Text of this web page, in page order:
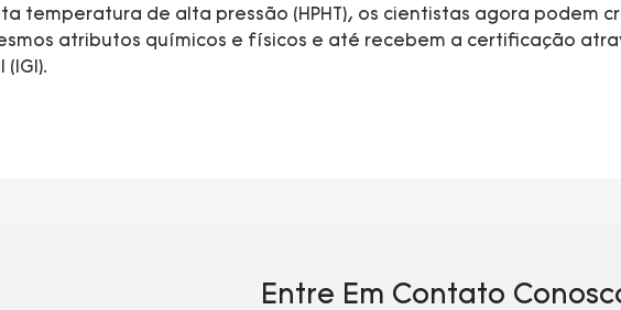
temperatura de alta pressão (HPHT), os cientistas agora podem
atributos químicos e físicos e até recebem a certificação
Entre Em Contato